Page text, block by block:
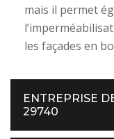
mais il permet
les façades en
ENTREPRISE
29740